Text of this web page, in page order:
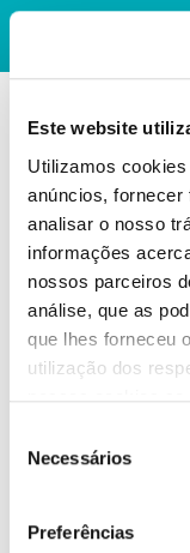
Este website
Utilizamos
anúncios, fornecer
analisar o nosso
informações
nossos parceiros
análise, que as
que lhes forneceu
utilização dos
Necessários
Preferências